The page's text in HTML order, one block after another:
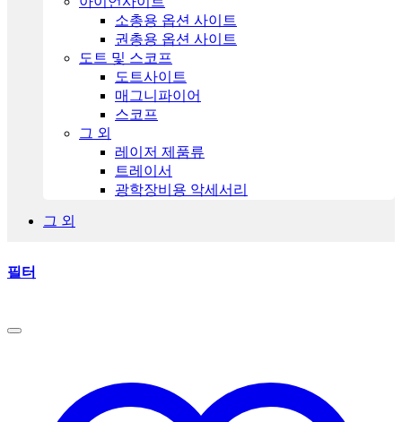
소총용 옵션 사이트
권총용 옵션 사이트
도트 및 스코프
도트사이트
매그니파이어
스코프
그 외
레이저 제품류
트레이서
광학장비용 악세서리
그 외
필터